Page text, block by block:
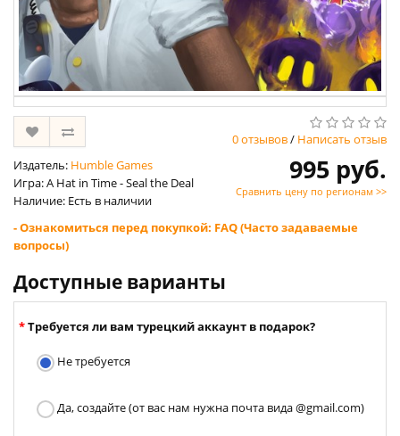
0 отзывов/ Написать отзыв
Издатель: Humble Games
Игра: A Hat in Time - Seal the Deal
Наличие: Есть в наличии
995 руб.
Сравнить цену по регионам >>
- Ознакомиться перед покупкой: FAQ (Часто задаваемые
вопросы)
Доступные варианты
Требуется ли вам турецкий аккаунт в подарок?
Не требуется
Да, создайте (от вас нам нужна почта вида @gmail.com)